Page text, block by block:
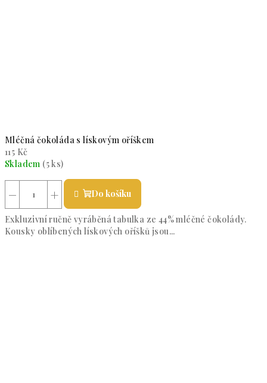
Mléčná čokoláda s lískovým oříškem
115 Kč
Skladem (5 ks)
+
− Do košíku
Exkluzivní ručně vyráběná tabulka ze 44% mléčné čokolády.
Kousky oblíbených lískových oříšků jsou...